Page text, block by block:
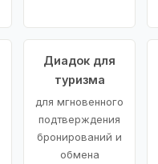
Диадок для
туризма
для мгновенного
подтверждения
бронирований и
обмена